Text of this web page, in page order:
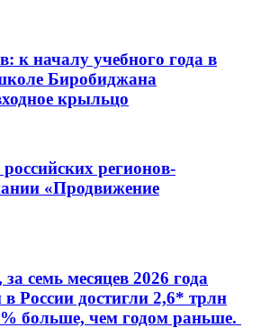
к началу учебного года в
Биробиджана
крыльцо
регионов-
«Продвижение
семь месяцев 2026 года
России достигли 2,6* трлн
больше, чем годом раньше.